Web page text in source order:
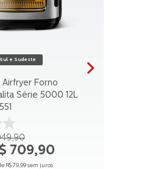
e Sudeste
Airfryer Forno
Série 5000 12L
,90
709,90
R$ 79,99sem juros